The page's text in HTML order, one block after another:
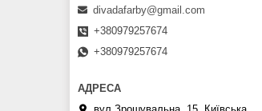
divadafarby@gmail.com
+380979257674
+380979257674